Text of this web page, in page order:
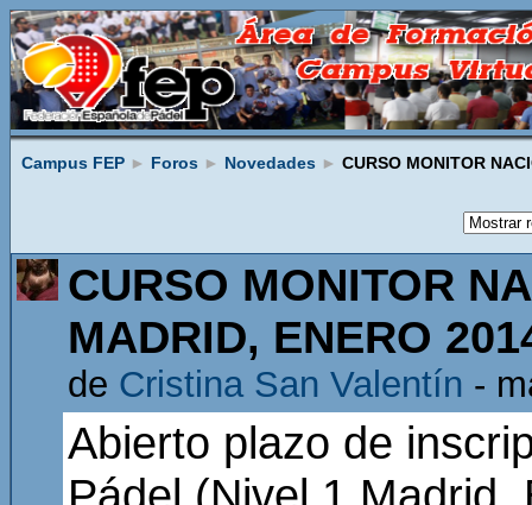
Campus FEP ► Foros ► Novedades ► CURSO MONITOR
CURSO MONITOR
MADRID, ENERO
de Cristina San Valentín -
Abierto plazo de
Pádel (Nivel 1